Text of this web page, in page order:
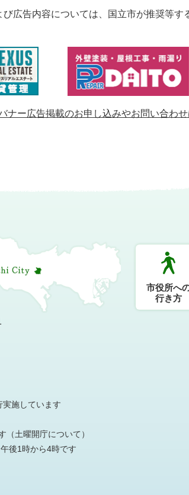
び広告内容については、 国立市が推奨等す
ナー広告掲載のお申し込みやお問い合わせ
実施しています
（土曜開庁について）
後1時から4時です
市役所へ
行き方